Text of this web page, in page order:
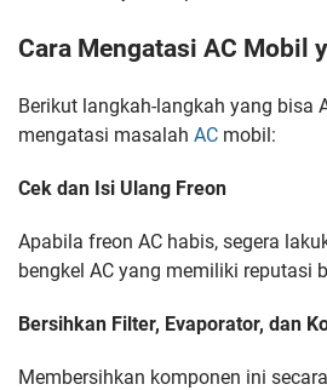
Cara Mengatasi AC Mobil
Berikut langkah-langkah yang bisa
mengatasi masalah AC mobil:
Cek dan Isi Ulang Freon
Apabila freon AC habis, segera
bengkel AC yang memiliki reputasi
Bersihkan Filter, Evaporator, dan
Membersihkan komponen ini